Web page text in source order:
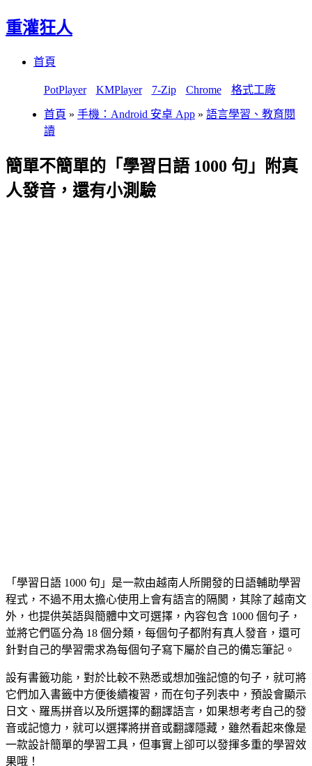
重灌狂人
首頁
PotPlayer KMPlayer 7-Zip Chrome 格式工廠
首頁 » 手機：Android 安卓 App » 語言學習、教育閱
讀
簡單不簡單的「學習日語 1000 句」附真
人發音，還有小測驗
「學習日語 1000 句」是一款由越南人所開發的日語輔助學習
程式，不過不用太擔心使用上會有語言的隔閡，其除了越南文
外，也提供英語與簡體中文可選擇，內容包含 1000 個句子，
並將它們區分為 18 個分類，每個句子都附有真人發音，還可
針對自己的學習需求為每個句子寫下屬於自己的備忘筆記。
設有書籤功能，對於比較不熟悉或想加強記憶的句子，就可將
它們加入書籤中方便後續複習，而在句子列表中，預設會顯示
日文、羅馬拼音以及所選擇的翻譯語言，如果想考考自己的發
音或記憶力，就可以選擇將拼音或翻譯隱藏，雖然看起來像是
一款設計簡單的學習工具，但事實上卻可以發揮多重的學習效
果哦！